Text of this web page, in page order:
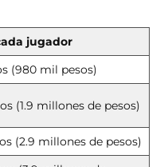
jugador
(980 mil pesos)
(1.9 millones de pesos)
(2.9 millones de pesos)